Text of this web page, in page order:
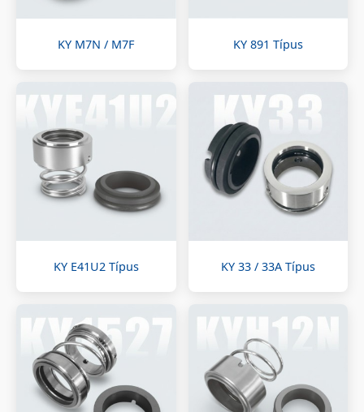
KY M7N / M7F KY 891 Típus
KY E41U2 Típus KY 33 / 33A Típus